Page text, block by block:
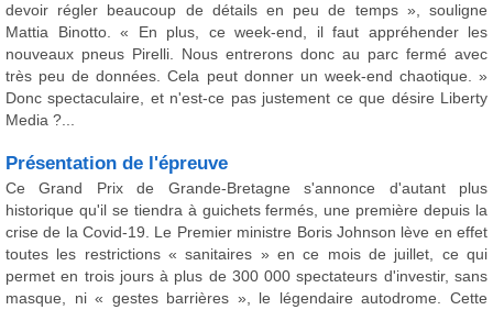
devoir régler beaucoup de détails en peu de temps », souligne
Mattia Binotto. « En plus, ce week-end, il faut appréhender les
nouveaux pneus Pirelli. Nous entrerons donc au parc fermé avec
très peu de données. Cela peut donner un week-end chaotique. »
Donc spectaculaire, et n'est-ce pas justement ce que désire Liberty
Media ?...
Présentation de l'épreuve
Ce Grand Prix de Grande-Bretagne s'annonce d'autant plus
historique qu'il se tiendra à guichets fermés, une première depuis la
crise de la Covid-19. Le Premier ministre Boris Johnson lève en effet
toutes les restrictions « sanitaires » en ce mois de juillet, ce qui
permet en trois jours à plus de 300 000 spectateurs d'investir, sans
masque, ni « gestes barrières », le légendaire autodrome. Cette